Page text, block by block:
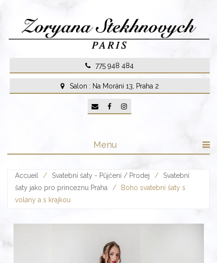
content
775 948 484
Salon : Na Moráni 13, Praha 2
Menu
Accueil / Svatební šaty - Půjčení / Prodej /
Svatební
šaty jako pro princeznu Praha
/
Boho svatební šaty s
volány a s krajkou